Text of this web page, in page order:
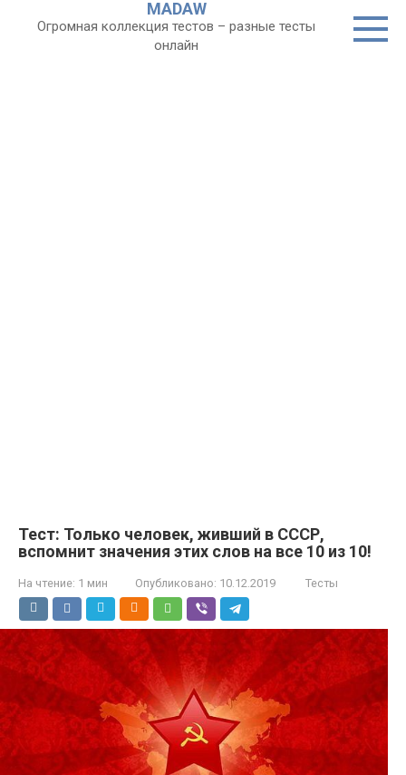
MADAW
Огромная коллекция тестов – разные тесты
онлайн
Тест: Только человек, живший в СССР,
вспомнит значения этих слов на все 10 из 10!
На чтение: 1 мин Опубликовано: 10.12.2019 Тесты